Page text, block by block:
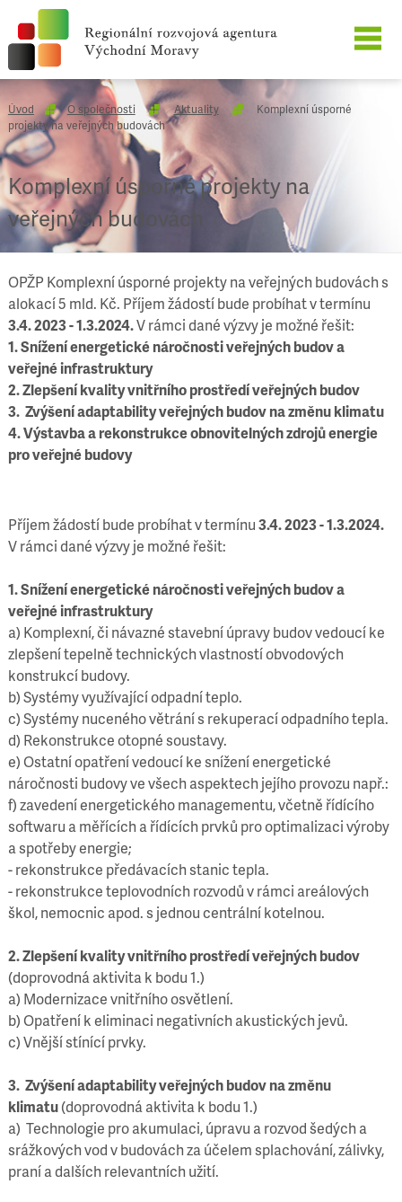
O SPOLEČNOSTI
NAŠE SLUŽBY
REFERENCE
KARIÉRA
KONTAKT
Úvod O společnosti Aktuality
Komplexní úsporné
projekty na veřejných budovách
Komplexní úsporné projekty na
veřejných budovách
OPŽP Komplexní úsporné projekty na veřejných budovách s
alokací 5 mld. Kč. Příjem žádostí bude probíhat v termínu
3.4. 2023 - 1.3.2024.V rámci dané výzvy je možné řešit:
1. Snížení energetické náročnosti veřejných budov a
veřejné infrastruktury
2. Zlepšení kvality vnitřního prostředí veřejných budov
3. Zvýšení adaptability veřejných budov na změnu klimatu
4. Výstavba a rekonstrukce obnovitelných zdrojů energie
pro veřejné budovy
Příjem žádostí bude probíhat v termínu3.4. 2023 - 1.3.2024.
V rámci dané výzvy je možné řešit:
1. Snížení energetické náročnosti veřejných budov a
veřejné infrastruktury
a) Komplexní, či návazné stavební úpravy budov vedoucí ke
zlepšení tepelně technických vlastností obvodových
konstrukcí budovy.
b) Systémy využívající odpadní teplo.
c) Systémy nuceného větrání s rekuperací odpadního tepla.
d) Rekonstrukce otopné soustavy.
e) Ostatní opatření vedoucí ke snížení energetické
náročnosti budovy ve všech aspektech jejího provozu např.:
f) zavedení energetického managementu, včetně řídícího
softwaru a měřících a řídících prvků pro optimalizaci výroby
a spotřeby energie;
- rekonstrukce předávacích stanic tepla.
- rekonstrukce teplovodních rozvodů v rámci areálových
škol, nemocnic apod. s jednou centrální kotelnou.
2. Zlepšení kvality vnitřního prostředí veřejných budov
(doprovodná aktivita k bodu 1.)
a) Modernizace vnitřního osvětlení.
b) Opatření k eliminaci negativních akustických jevů.
c) Vnější stínící prvky.
3. Zvýšení adaptability veřejných budov na změnu
klimatu(doprovodná aktivita k bodu 1.)
a) Technologie pro akumulaci, úpravu a rozvod šedých a
srážkových vod v budovách za účelem splachování, zálivky,
praní a dalších relevantních užití.